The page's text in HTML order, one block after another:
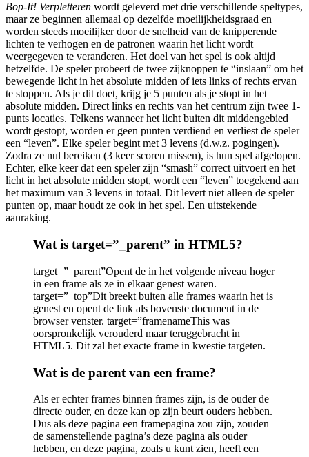
Bop-It! Verpletteren wordt geleverd met drie verschillende speltypes,
maar ze beginnen allemaal op dezelfde moeilijkheidsgraad en
worden steeds moeilijker door de snelheid van de knipperende
lichten te verhogen en de patronen waarin het licht wordt
weergegeven te veranderen. Het doel van het spel is ook altijd
hetzelfde. De speler probeert de twee zijknoppen te “inslaan” om het
bewegende licht in het absolute midden of iets links of rechts ervan
te stoppen. Als je dit doet, krijg je 5 punten als je stopt in het
absolute midden. Direct links en rechts van het centrum zijn twee 1-
punts locaties. Telkens wanneer het licht buiten dit middengebied
wordt gestopt, worden er geen punten verdiend en verliest de speler
een “leven”. Elke speler begint met 3 levens (d.w.z. pogingen).
Zodra ze nul bereiken (3 keer scoren missen), is hun spel afgelopen.
Echter, elke keer dat een speler zijn “smash” correct uitvoert en het
licht in het absolute midden stopt, wordt een “leven” toegekend aan
het maximum van 3 levens in totaal. Dit levert niet alleen de speler
punten op, maar houdt ze ook in het spel. Een uitstekende
aanraking.
Wat is target=”_parent” in HTML5?
target=”_parent”Opent de in het volgende niveau hoger
in een frame als ze in elkaar genest waren.
target=”_top”Dit breekt buiten alle frames waarin het is
genest en opent de link als bovenste document in de
browser venster. target=”framenameThis was
oorspronkelijk verouderd maar teruggebracht in
HTML5. Dit zal het exacte frame in kwestie targeten.
Wat is de parent van een frame?
Als er echter frames binnen frames zijn, is de ouder de
directe ouder, en deze kan op zijn beurt ouders hebben.
Dus als deze pagina een framepagina zou zijn, zouden
de samenstellende pagina’s deze pagina als ouder
hebben, en deze pagina, zoals u kunt zien, heeft een